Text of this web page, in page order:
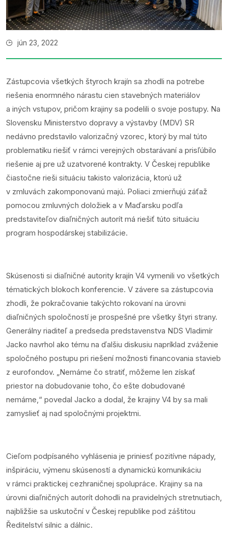
jún 23, 2022
Zástupcovia všetkých štyroch krajín sa zhodli na potrebe
riešenia enormného nárastu cien stavebných materiálov
a iných vstupov, pričom krajiny sa podelili o svoje postupy. Na
Slovensku Ministerstvo dopravy a výstavby (MDV) SR
nedávno predstavilo valorizačný vzorec, ktorý by mal túto
problematiku riešiť v rámci verejných obstarávaní a prisľúbilo
riešenie aj pre už uzatvorené kontrakty. V Českej republike
čiastočne rieši situáciu takisto valorizácia, ktorú už
v zmluvách zakomponovanú majú. Poliaci zmierňujú záťaž
pomocou zmluvných doložiek a v Maďarsku podľa
predstaviteľov diaľničných autorít má riešiť túto situáciu
program hospodárskej stabilizácie.
Skúsenosti si diaľničné autority krajín V4 vymenili vo všetkých
tématických blokoch konferencie. V závere sa zástupcovia
zhodli, že pokračovanie takýchto rokovaní na úrovni
diaľničných spoločností je prospešné pre všetky štyri strany.
Generálny riaditeľ a predseda predstavenstva NDS Vladimír
Jacko navrhol ako tému na ďalšiu diskusiu napríklad zváženie
spoločného postupu pri riešení možnosti financovania stavieb
z eurofondov. „Nemáme čo stratiť, môžeme len získať
priestor na dobudovanie toho, čo ešte dobudované
nemáme,“ povedal Jacko a dodal, že krajiny V4 by sa mali
zamyslieť aj nad spoločnými projektmi.
Cieľom podpísaného vyhlásenia je priniesť pozitívne nápady,
inšpiráciu, výmenu skúseností a dynamickú komunikáciu
v rámci praktickej cezhraničnej spolupráce. Krajiny sa na
úrovni diaľničných autorít dohodli na pravidelných stretnutiach,
najbližšie sa uskutoční v Českej republike pod záštitou
Ředitelství silnic a dálnic.